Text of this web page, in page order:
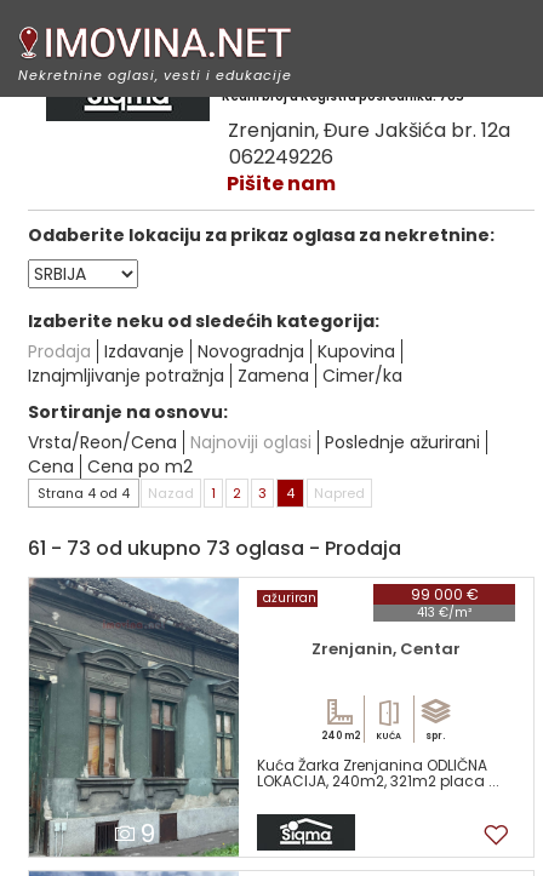
Sigma nekretnine
Redni broj u Registru posrednika: 785
Zrenjanin, Đure Jakšića br. 12a
062249226
Pišite nam
Odaberite lokaciju za prikaz oglasa za nekretnine:
Izaberite neku od sledećih kategorija:
Prodaja Izdavanje Novogradnja Kupovina
Iznajmljivanje potražnja
Zamena Cimer/ka
Sortiranje na osnovu:
Vrsta/Reon/Cena Najnoviji oglasi Poslednje ažurirani
Cena Cena po m2
Strana 4 od 4 Nazad 1 2 3 4 Napred
61 - 73 od ukupno 73 oglasa - Prodaja
9
99 000 €
413 €/m²
ažuriran
Zrenjanin, Centar
240 m2 KUĆA spr.
Kuća Žarka Zrenjanina ODLIČNA
LOKACIJA, 240m2, 321m2 placa ...
Nekretnine oglasi, vesti i edukacije